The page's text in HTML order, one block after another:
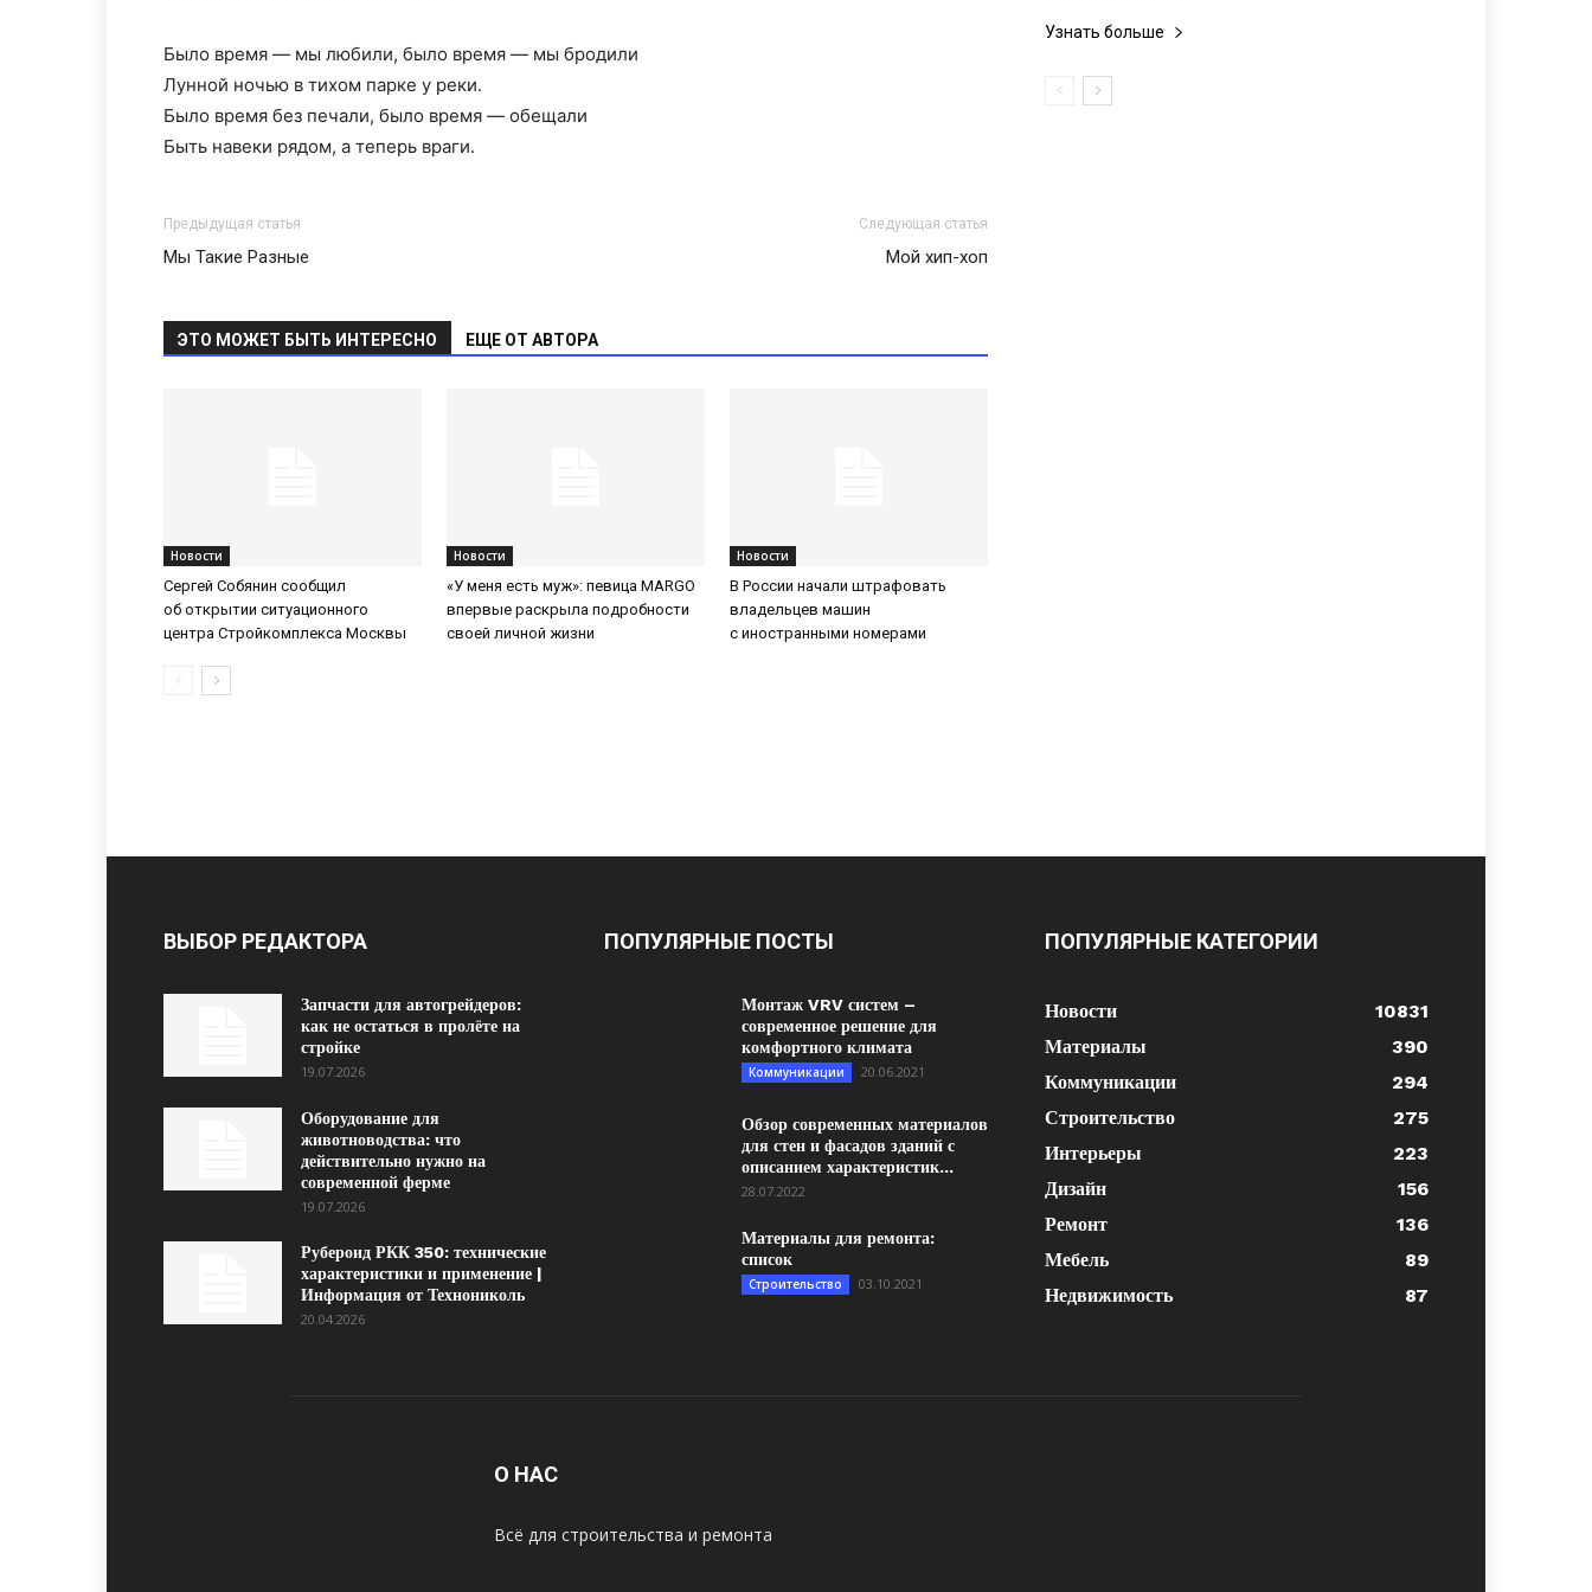
Было время — мы любили, было время — мы бродили
Лунной ночью в тихом парке у реки.
Было время без печали, было время — обещали
Быть навеки рядом, а теперь враги.
Предыдущая статья
Мы Такие Разные
Следующая статья
Мой хип-хоп
ЭТО МОЖЕТ БЫТЬ ИНТЕРЕСНО ЕЩЕ ОТ АВТОРА
Новости
Сергей Собянин сообщил
об открытии ситуационного
центра Стройкомплекса Москвы
Новости
«У меня есть муж»: певица MARGO
впервые раскрыла подробности
своей личной жизни
Новости
В России начали штрафовать
владельцев машин
с иностранными номерами
Узнать больше
ВЫБОР РЕДАКТОРА
Запчасти для автогрейдеров:
как не остаться в пролёте на
стройке
19.07.2026
Оборудование для
животноводства: что
действительно нужно на
современной ферме
19.07.2026
Рубероид РКК 350: технические
характеристики и применение |
Информация от Технониколь
20.04.2026
ПОПУЛЯРНЫЕ ПОСТЫ
Монтаж VRV систем –
современное решение для
комфортного климата
Коммуникации 20.06.2021
Обзор современных материалов
для стен и фасадов зданий с
описанием характеристик...
28.07.2022
Материалы для ремонта:
список
Строительство 03.10.2021
ПОПУЛЯРНЫЕ КАТЕГОРИИ
Новости
10831
Материалы
390
Коммуникации
294
Строительство
275
Интерьеры
223
Дизайн
156
Ремонт
136
Мебель
89
Недвижимость
87
О НАС
Всё для строительства и ремонта